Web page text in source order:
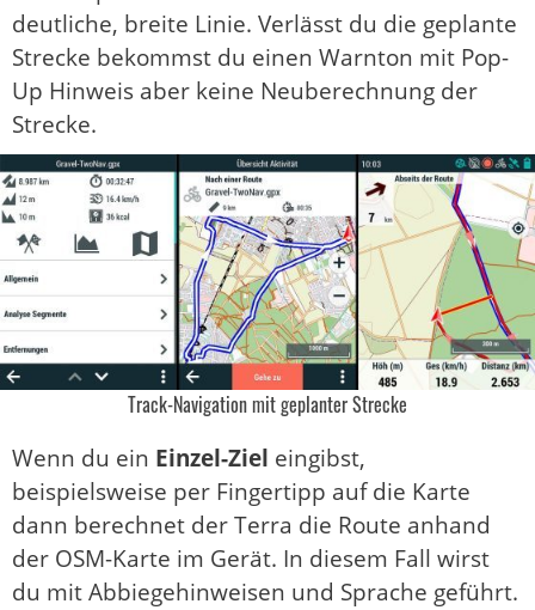
deutliche, breite Linie. Verlässt du die geplante
Strecke bekommst du einen Warnton mit Pop-
Up Hinweis aber keine Neuberechnung der
Strecke.
Track-Navigation mit geplanter Strecke
Wenn du ein Einzel-Ziel eingibst,
beispielsweise per Fingertipp auf die Karte
dann berechnet der Terra die Route anhand
der OSM-Karte im Gerät. In diesem Fall wirst
du mit Abbiegehinweisen und Sprache geführt.